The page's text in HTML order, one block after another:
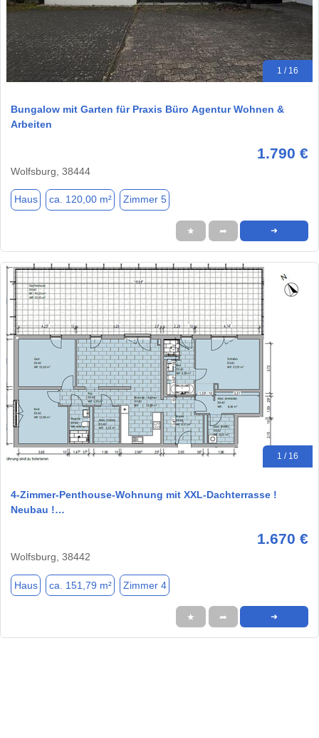
1 / 16
Bungalow mit Garten für Praxis Büro Agentur Wohnen &
Arbeiten
1.790 €
Wolfsburg, 38444
Haus ca. 120,00 m² Zimmer 5
★ ➦ ➜
1 / 16
4-Zimmer-Penthouse-Wohnung mit XXL-Dachterrasse !
Neubau !…
1.670 €
Wolfsburg, 38442
Haus ca. 151,79 m² Zimmer 4
★ ➦ ➜